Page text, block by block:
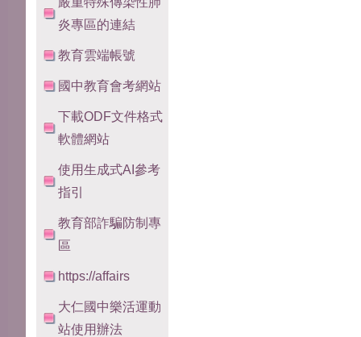
炎專區的連結
教育雲端帳號
國中教育會考網站
下載ODF文件格式
軟體網站
使用生成式AI參考
指引
教育部詐騙防制專
區
https://affairs
大仁國中樂活運動
站使用辦法